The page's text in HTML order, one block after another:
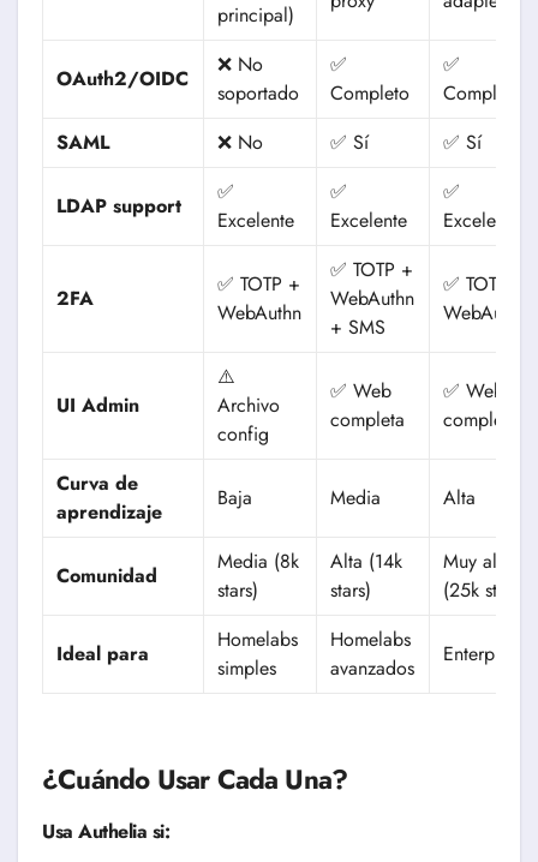
principal)
OAuth2/OIDC
❌ No
soportado
✅
Completo
✅
Completo
SAML
❌ No ✅ Sí ✅ Sí
LDAP support
✅
Excelente
✅
Excelente
✅
Excelente
2FA
✅ TOTP +
WebAuthn
✅ TOTP +
WebAuthn
+ SMS
✅ TOTP +
WebAuthn
UI Admin
⚠️
Archivo
config
✅ Web
completa
✅ Web
completa
Curva de
aprendizaje
Baja Media Alta
Comunidad
Media (8k
stars)
Alta (14k
stars)
Muy alta
(25k stars)
Ideal para
Homelabs
simples
Homelabs
avanzados
Enterprise
¿Cuándo Usar Cada Una?
Usa Authelia si: